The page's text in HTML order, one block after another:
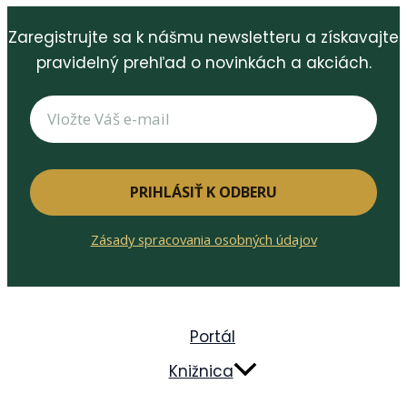
Zaregistrujte sa k nášmu newsletteru a získavajte
pravidelný prehľad o novinkách a akciách.
PRIHLÁSIŤ K ODBERU
Zásady spracovania osobných údajov
Portál
Knižnica